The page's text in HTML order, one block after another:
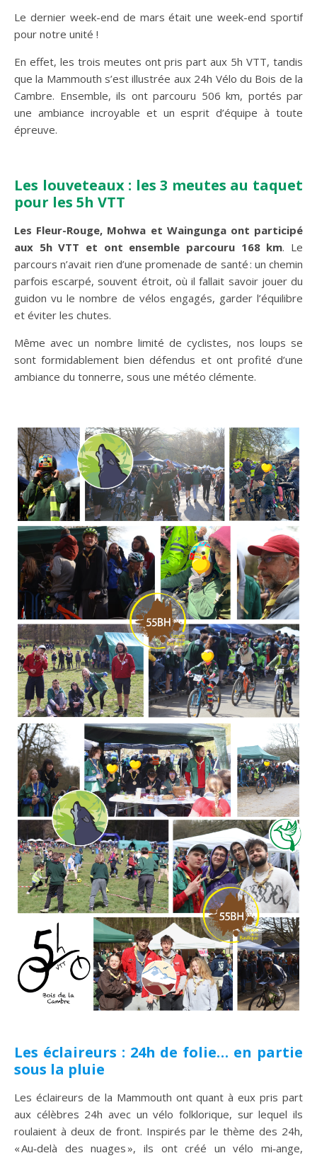
Le dernier week-end de mars était une week-end sportif
pour notre unité !
En effet, les trois meutes ont pris part aux 5h VTT, tandis
que la Mammouth s’est illustrée aux 24h Vélo du Bois de la
Cambre. Ensemble, ils ont parcouru 506 km, portés par
une ambiance incroyable et un esprit d’équipe à toute
épreuve.
Les louveteaux : les 3 meutes au taquet
pour les 5h VTT
Les Fleur-Rouge, Mohwa et Waingunga ont participé
aux 5h VTT et ont ensemble parcouru 168 km. Le
parcours n’avait rien d’une promenade de santé : un chemin
parfois escarpé, souvent étroit, où il fallait savoir jouer du
guidon vu le nombre de vélos engagés, garder l’équilibre
et éviter les chutes.
Même avec un nombre limité de cyclistes, nos loups se
sont formidablement bien défendus et ont profité d’une
ambiance du tonnerre, sous une météo clémente.
Les éclaireurs : 24h de folie… en partie
sous la pluie
Les éclaireurs de la Mammouth ont quant à eux pris part
aux célèbres 24h avec un vélo folklorique, sur lequel ils
roulaient à deux de front. Inspirés par le thème des 24h,
« Au‑delà des nuages », ils ont créé un vélo mi‑ange,